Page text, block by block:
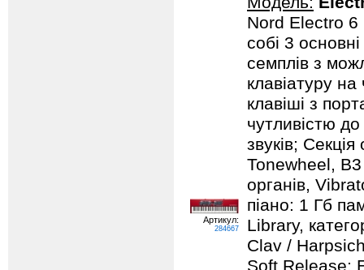
Артикул:
284667
Nord Electro 6
собі 3
семплів з
клавіатуру
клавіші з
чутливістю
звуків;
Tonewheel,
органів,
піано: 1 Гб
Library,
Clav /
Soft Release;